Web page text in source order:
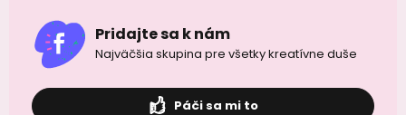
Pridajte sa k nám
Najväčšia skupina pre všetky kreatívne duše
Páči sa mi to